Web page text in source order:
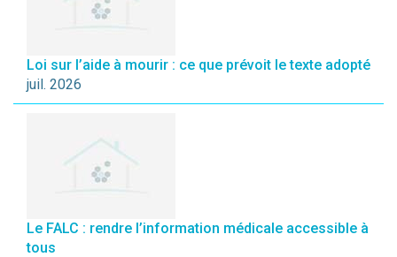
Loi sur l’aide à mourir : ce que prévoit le texte adopté
juil. 2026
Le FALC : rendre l’information médicale accessible à
tous